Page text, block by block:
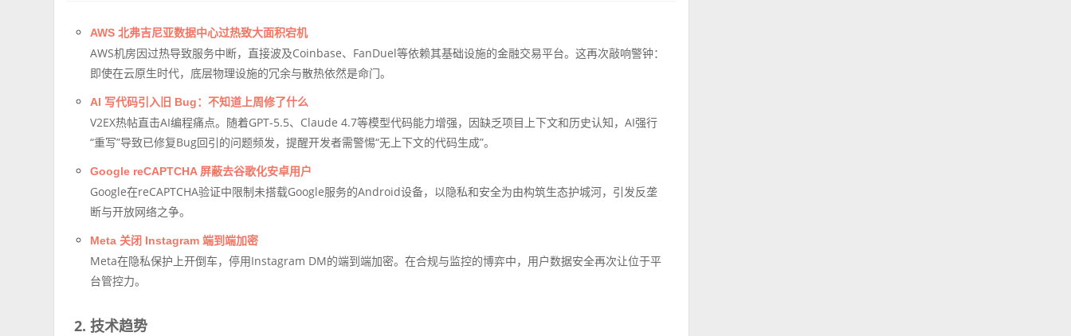
AWS 北弗吉尼亚数据中心过热致大面积宕机
AWS机房因过热导致服务中断，直接波及Coinbase、FanDuel等依赖其基础设施的金融交易平台。这再次敲响警钟：
即使在云原生时代，底层物理设施的冗余与散热依然是命门。
AI 写代码引入旧 Bug：不知道上周修了什么
V2EX热帖直击AI编程痛点。随着GPT-5.5、Claude 4.7等模型代码能力增强，因缺乏项目上下文和历史认知，AI强行
“重写”导致已修复Bug回引的问题频发，提醒开发者需警惕“无上下文的代码生成”。
Google reCAPTCHA 屏蔽去谷歌化安卓用户
Google在reCAPTCHA验证中限制未搭载Google服务的Android设备，以隐私和安全为由构筑生态护城河，引发反垄
断与开放网络之争。
Meta 关闭 Instagram 端到端加密
Meta在隐私保护上开倒车，停用Instagram DM的端到端加密。在合规与监控的博弈中，用户数据安全再次让位于平
台管控力。
2. 技术趋势